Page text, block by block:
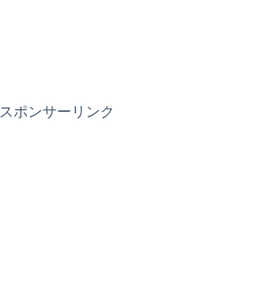
スポンサーリンク